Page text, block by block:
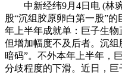
中新经纬9月4日电 (林琬
股“沉组胶原卵白第一股”
年上半年成就单：巨子生物
但增加幅度不及后者。沉
暗码”。不外本年上半年，
分歧程度的下滑。近日，